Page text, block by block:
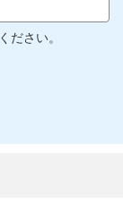
ださい。